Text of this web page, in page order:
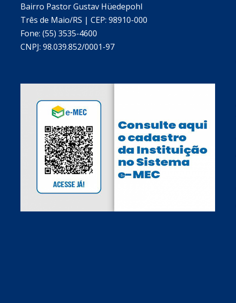
Bairro Pastor Gustav Hüedepohl
Três de Maio/RS | CEP: 98910-000
Fone: (55) 3535-4600
CNPJ: 98.039.852/0001-97